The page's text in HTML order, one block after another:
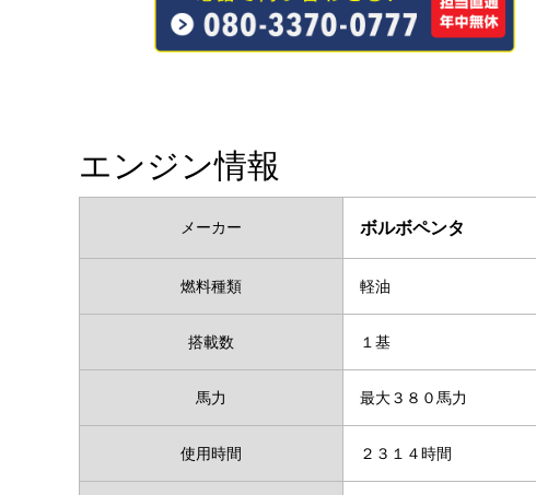
エンジン情報
メーカー ボルボペンタ
燃料種類 軽油
搭載数 １基
馬力 最大３８０馬力
使用時間 ２３１４時間